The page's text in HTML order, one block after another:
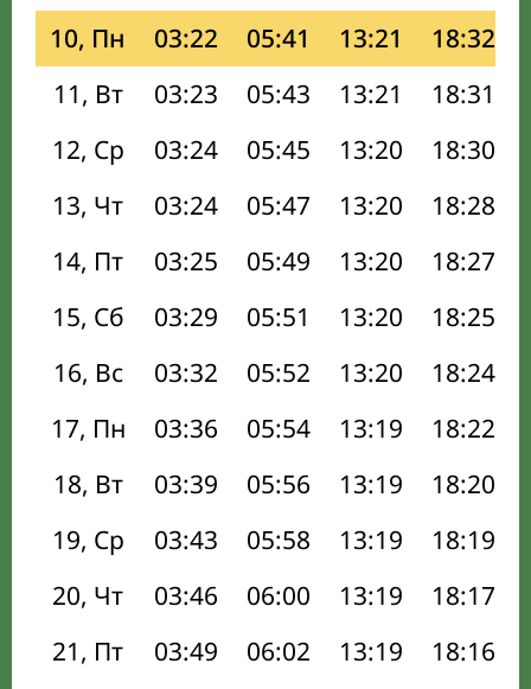
10, Пн
03:22 05:41 13:21 18:32
11, Вт
03:23 05:43 13:21 18:31
12, Ср
03:24 05:45 13:20 18:30
13, Чт
03:24 05:47 13:20 18:28
14, Пт
03:25 05:49 13:20 18:27
15, Сб
03:29 05:51 13:20 18:25
16, Вс
03:32 05:52 13:20 18:24
17, Пн
03:36 05:54 13:19 18:22
18, Вт
03:39 05:56 13:19 18:20
19, Ср
03:43 05:58 13:19 18:19
20, Чт
03:46 06:00 13:19 18:17
21, Пт
03:49 06:02 13:19 18:16